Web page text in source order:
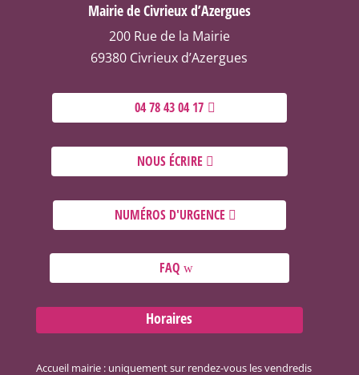
Mairie de Civrieux d’Azergues
200 Rue de la Mairie
69380 Civrieux d’Azergues
04 78 43 04 17
NOUS ÉCRIRE
NUMÉROS D'URGENCE
FAQ
Horaires
Accueil mairie : uniquement sur rendez-vous les vendredis